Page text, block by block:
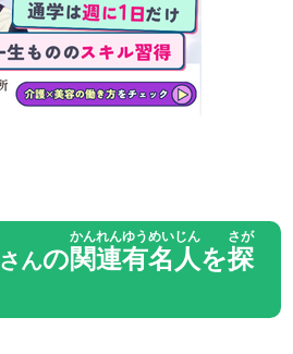
さんの関連
かんれん
有名人
ゆうめいじん
を探
さが